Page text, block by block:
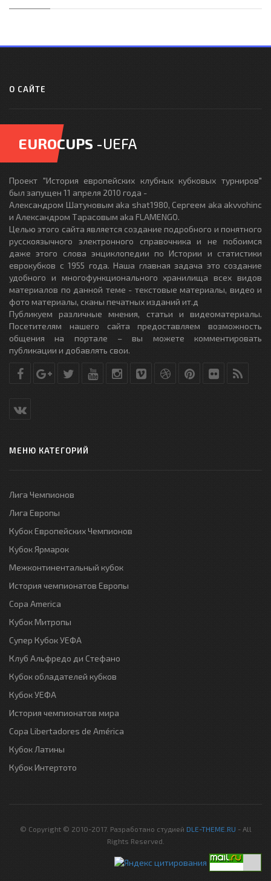
О САЙТЕ
EUROCUPS -UEFA
Проект "История европейских клубных кубковых турниров"
был запущен 11 апреля 2010 года -
Александром Шатуновым aka shat1980, Сергеем aka akvvohinc
и Александром Тарасовым aka FLAMENGO.
Целью этого сайта является создание подробного и понятного
русскоязычного электронного справочника и не побоимся
даже этого слова энциклопедии по Истории и статистики
еврокубков с 1955 года. Наша главная задача это создание
удобного и многофункционального хранилища всех видов
материалов по данной теме - текстовые материалы, видео и
фото материалы, сканы печатных изданий ит.д
Публикуем различные мнения, статьи и видеоматериалы.
Посетителям нашего сайта предоставляем возможность
общения на портале – вы можете комментировать
публикации и добавлять свои.
МЕНЮ КАТЕГОРИЙ
Лига Чемпионов
Лига Европы
Кубок Европейских Чемпионов
Кубок Ярмарок
Межконтинентальный кубок
История чемпионатов Европы
Copa America
Кубок Митропы
Супер Кубок УЕФА
Клуб Альфредо ди Стефано
Кубок обладателей кубков
Кубок УЕФА
История чемпионатов мира
Copa Libertadores de América
Кубок Латины
Кубок Интертото
© Copyright © 2010-2017. Разработано студией DLE-THEME.RU - All
Rights Reserved.